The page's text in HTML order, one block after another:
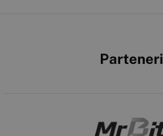
Parteneri